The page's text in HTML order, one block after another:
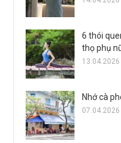
6 thói
thọ phụ
13.04.2026
Nhớ cà
07.04.2026